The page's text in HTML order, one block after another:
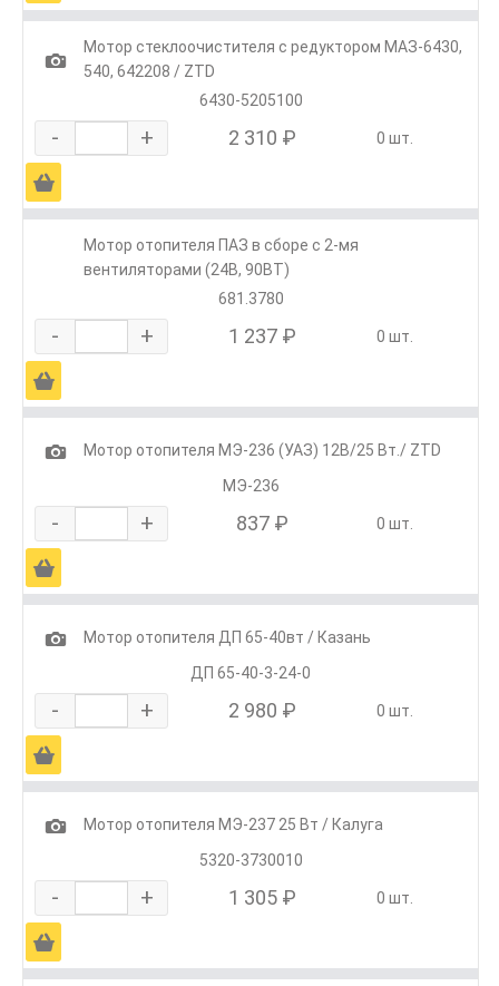
1
Мотор стеклоочистителя с редуктором МАЗ-6430,
540, 642208 / ZTD
6430-5205100
- + 2 310 ₽ 0 шт.
Ä
Мотор отопителя ПАЗ в сборе с 2-мя
вентиляторами (24В, 90ВТ)
681.3780
- + 1 237 ₽ 0 шт.
Ä
1
Мотор отопителя МЭ-236 (УАЗ) 12В/25 Вт./ ZTD
МЭ-236
- + 837 ₽ 0 шт.
Ä
1
Мотор отопителя ДП 65-40вт / Казань
ДП 65-40-3-24-0
- + 2 980 ₽ 0 шт.
Ä
1
Мотор отопителя МЭ-237 25 Вт / Калуга
5320-3730010
- + 1 305 ₽ 0 шт.
Ä